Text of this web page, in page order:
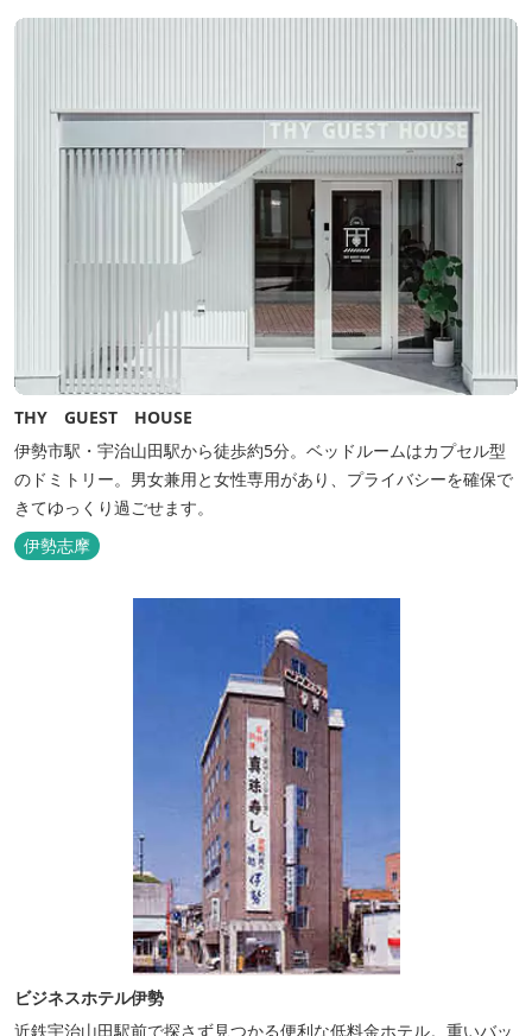
THY GUEST HOUSE
伊勢市駅・宇治山田駅から徒歩約5分。ベッドルームはカプセル型
のドミトリー。男女兼用と女性専用があり、プライバシーを確保で
きてゆっくり過ごせます。
伊勢志摩
ビジネスホテル伊勢
近鉄宇治山田駅前で探さず見つかる便利な低料金ホテル。重いバッ